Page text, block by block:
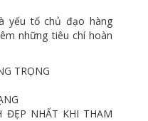
yếu tố chủ đạo hàng
những tiêu chí hoàn
TRỌNG
ĐẸP NHẤT KHI THAM